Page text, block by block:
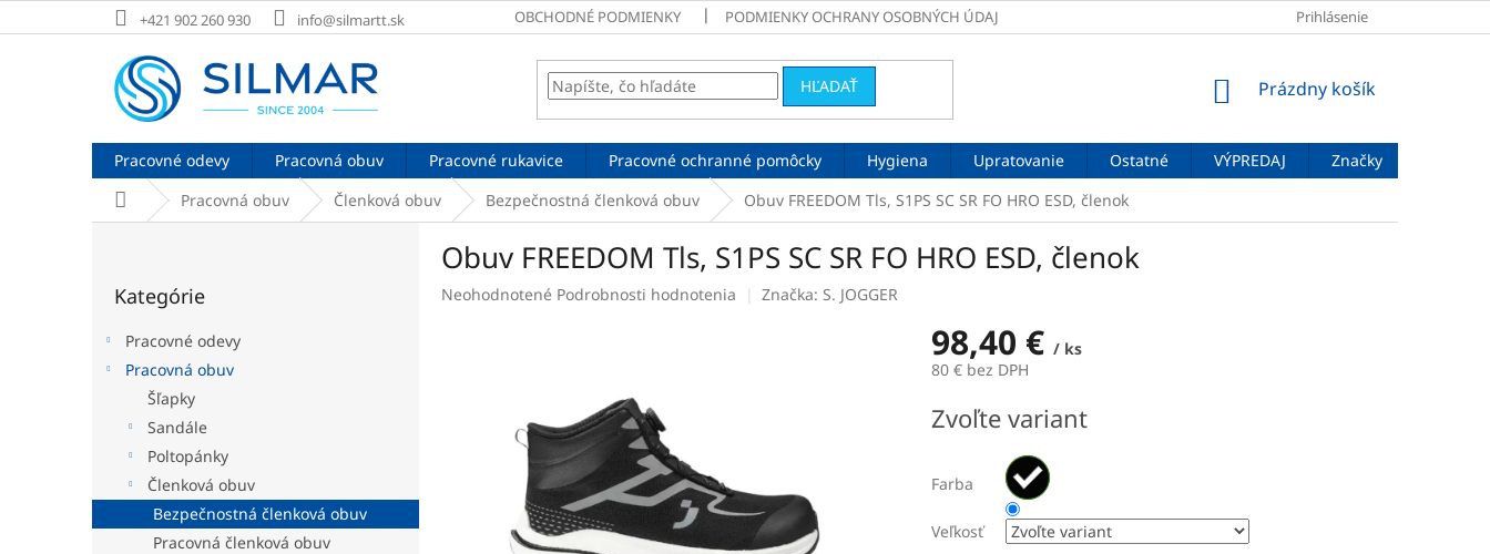
na
+421 902 260 930 info@silmartt.sk OBCHODNÉ PODMIENKY PODMIENKY OCHRANY OSOBNÝCH ÚDAJOV VEĽKOSTNÉ TABUĽKY
Prihlásenie
HĽADAŤ
NÁKUPNÝ
Prázdny košík
Pracovné odevy Pracovná obuv Pracovné rukavice Pracovné ochranné pomôcky Hygiena Upratovanie Ostatné VÝPREDAJ
Značky
DomovPracovná obuv Členková obuv Bezpečnostná členková obuv Obuv FREEDOM Tls, S1PS SC SR FO HRO ESD, členok
kategórie
Kategórie
Pracovné odevy
Pracovná obuv
Šľapky
Sandále
Poltopánky
Členková obuv
Bezpečnostná členková obuv
Pracovná členková obuv
Obuv FREEDOM Tls, S1PS SC SR FO HRO ESD, členok
Priemerné
hviezdičiek.
Neohodnotené Podrobnosti hodnotenia Značka: S. JOGGER
98,40 € / ks
80 € bez DPH
cena:
Zvoľte variant
Farba
Veľkosť